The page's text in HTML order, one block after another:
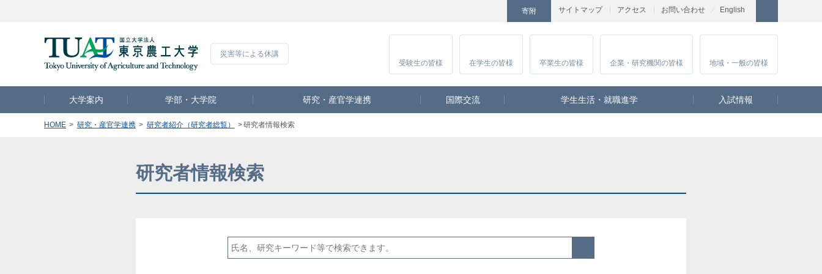
サイトマップ アクセス お問い合わせ
寄附 English
Instagram
災害等による休講
受験生の皆様 在学生の皆様 卒業生の皆様 企業・研究機関の皆様 地域・一般の皆様
大学案内 学部・大学院 研究・産官学連携 国際交流 学生生活・就職進学 入試情報
HOME 研究・産官学連携 研究者紹介（研究者総覧） 研究者情報検索
研究者情報検索